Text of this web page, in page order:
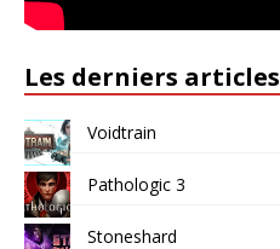
Les derniers articles
Voidtrain
Pathologic 3
Stoneshard